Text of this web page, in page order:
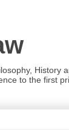
History
to the first